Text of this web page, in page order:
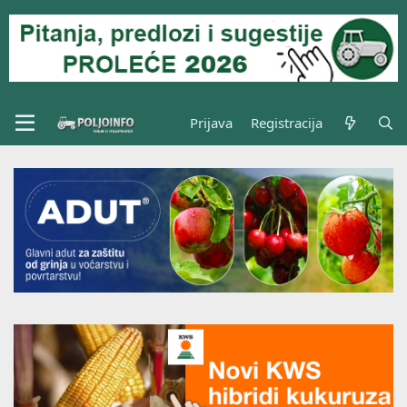
Prijava Registracija